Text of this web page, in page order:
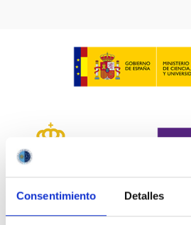
Consentimiento Detalles